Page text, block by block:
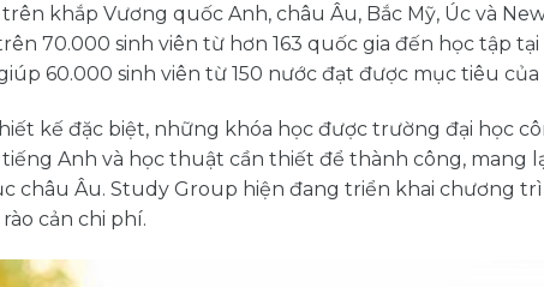
khắp Vương quốc Anh, châu Âu, Bắc Mỹ, Úc và
70.000 sinh viên từ hơn 163 quốc gia đến học tập tại
60.000 sinh viên từ 150 nước đạt được mục tiêu của
kế đặc biệt, những khóa học được trường đại học
Anh và học thuật cần thiết để thành công, mang
châu Âu. Study Group hiện đang triển khai chương
cản chi phí.